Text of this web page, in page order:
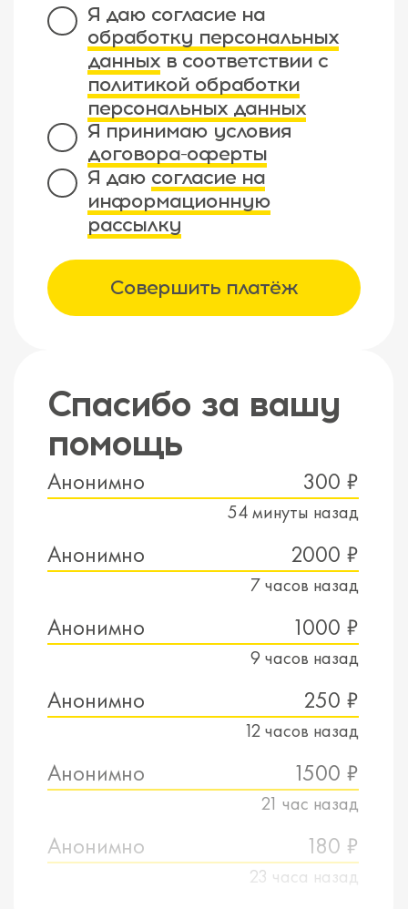
Я даю согласие на
обработку персональных
данныхв соответствии с
политикой обработки
персональных данных
Я принимаю условия
договора-оферты
Я даю согласие на
информационную
рассылку
Совершить платёж
Спасибо за вашу
помощь
Анонимно 300 ₽
54 минуты назад
Анонимно 2000 ₽
7 часов назад
Анонимно 1000 ₽
9 часов назад
Анонимно 250 ₽
12 часов назад
Анонимно 1500 ₽
21 час назад
Анонимно 180 ₽
23 часа назад